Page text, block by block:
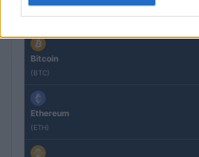
Nombre
Bitcoin
(BTC)
Ethereum
(ETH)